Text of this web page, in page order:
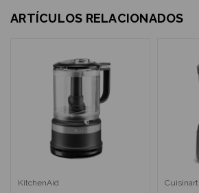
ARTÍCULOS RELACIONADOS
KitchenAid Cuisinart